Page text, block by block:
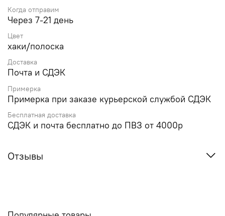
Когда отправим
Через 7-21 день
Цвет
хаки/полоска
Доставка
Почта и СДЭК
Примерка
Примерка при заказе курьерской службой СДЭК
Бесплатная доставка
СДЭК и почта бесплатно до ПВЗ от 4000р
Отзывы